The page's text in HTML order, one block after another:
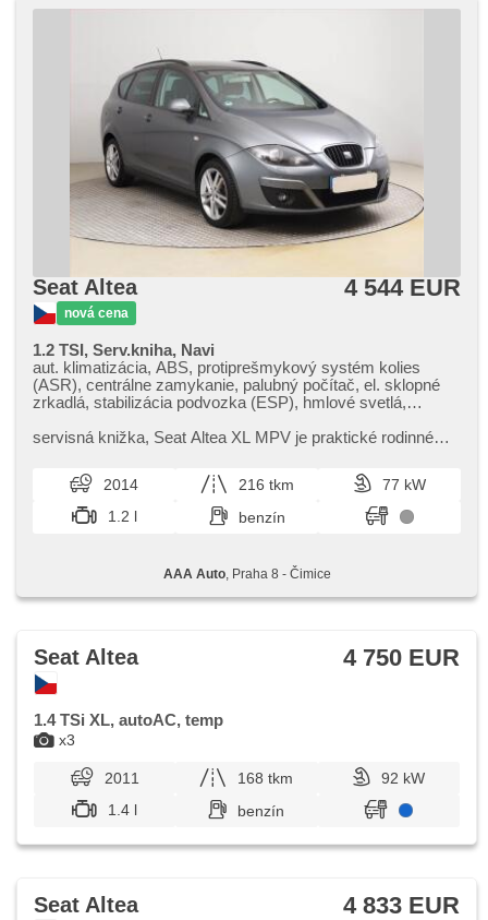
Seat Altea
nová cena
4 544 EUR
1.2 TSI, Serv.kniha, Navi
aut. klimatizácia, ABS, protiprešmykový systém kolies
(ASR), centrálne zamykanie, palubný počítač, el. sklopné
zrkadlá, stabilizácia podvozka (ESP), hmlové svetlá,
senzor tlaku v pneumatikách, USB, xenónové svetlomety,
manuálna prevodovka
servisná knižka,​ Seat Altea XL MPV je praktické rodinné
sedadel. Nabízí poh...
2014 216 tkm
77 kW
1.2 l
benzín
AAA Auto, Praha 8 - Čimice
x3
Seat Altea 4 750 EUR
1.4 TSi XL, autoAC, temp
2011 168 tkm
92 kW
1.4 l
benzín
Seat Altea 4 833 EUR